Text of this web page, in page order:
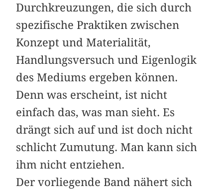
Durchkreuzungen, die sich durch
spezifische Praktiken zwischen
Konzept und Materialität,
Handlungsversuch und Eigenlogik
des Mediums ergeben können.
Denn was erscheint, ist nicht
einfach das, was man sieht. Es
drängt sich auf und ist doch nicht
schlicht Zumutung. Man kann sich
ihm nicht entziehen.
Der vorliegende Band nähert sich